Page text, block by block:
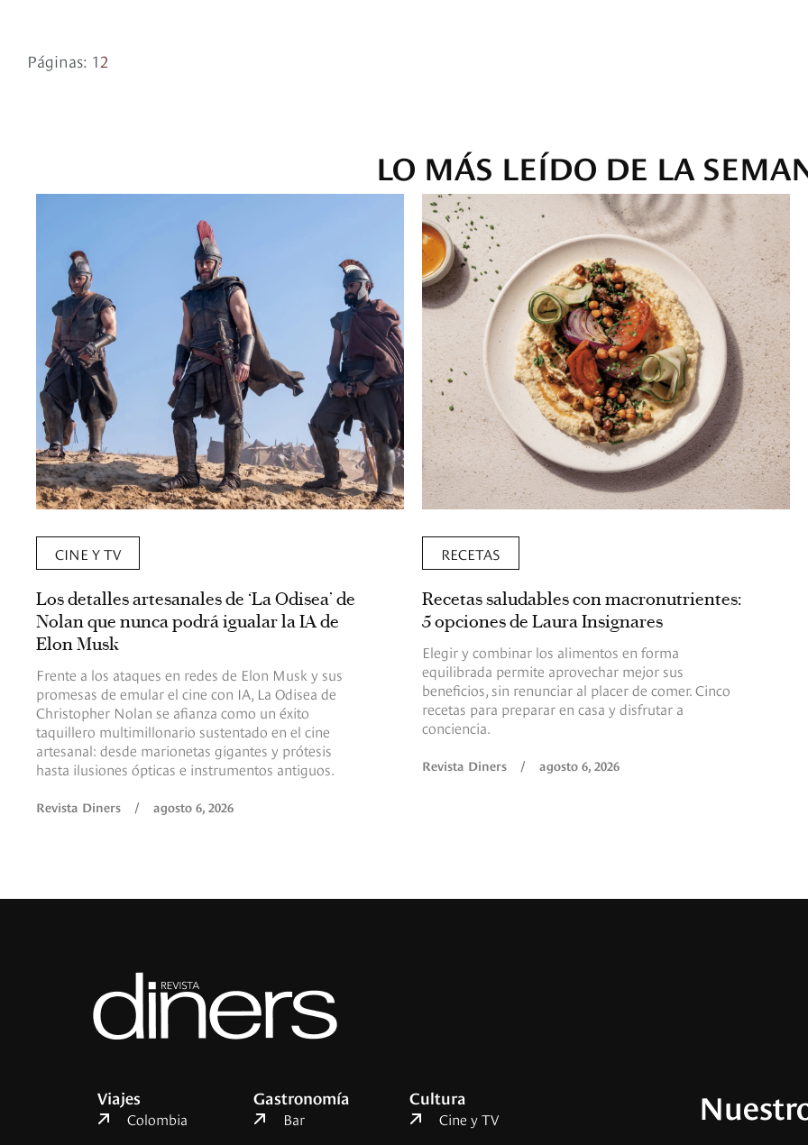
Páginas: 12
LO MÁS LEÍDO DE LA
CINE Y TV
Los detalles artesanales de ‘La Odisea’ de
Nolan que nunca podrá igualar la IA de
Elon Musk
Frente a los ataques en redes de Elon Musk y sus
promesas de emular el cine con IA, La Odisea de
Christopher Nolan se afianza como un éxito
taquillero multimillonario sustentado en el cine
artesanal: desde marionetas gigantes y prótesis
hasta ilusiones ópticas e instrumentos antiguos.
Revista Diners / agosto 6, 2026
RECETAS
Recetas saludables con macronutrientes:
5 opciones de Laura Insignares
Elegir y combinar los alimentos en forma
equilibrada permite aprovechar mejor sus
beneficios, sin renunciar al placer de comer. Cinco
recetas para preparar en casa y disfrutar a
conciencia.
Revista Diners / agosto 6, 2026
Viajes
Colombia
Gastronomía
Bar
Cultura
Cine y TV